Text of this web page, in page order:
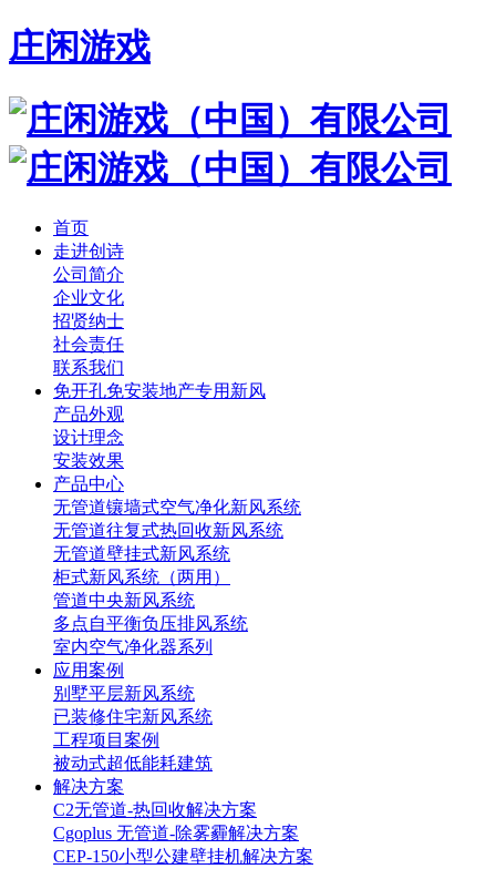
庄闲游戏
首页
走进创诗
公司简介
企业文化
招贤纳士
社会责任
联系我们
免开孔免安装地产专用新风
产品外观
设计理念
安装效果
产品中心
无管道镶墙式空气净化新风系统
无管道往复式热回收新风系统
无管道壁挂式新风系统
柜式新风系统（两用）
管道中央新风系统
多点自平衡负压排风系统
室内空气净化器系列
应用案例
别墅平层新风系统
已装修住宅新风系统
工程项目案例
被动式超低能耗建筑
解决方案
C2无管道-热回收解决方案
Cgoplus 无管道-除雾霾解决方案
CEP-150小型公建壁挂机解决方案